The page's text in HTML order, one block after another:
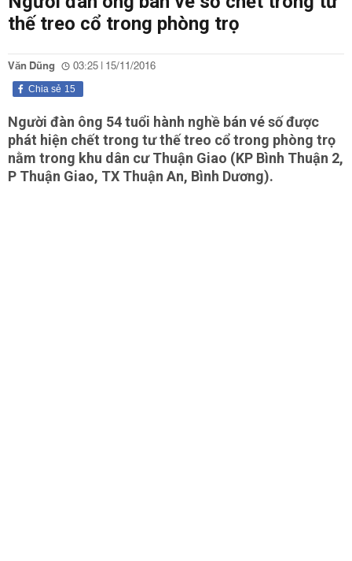
thế treo cổ trong phòng trọ
Văn Dũng 03:25 | 15/11/2016
15
Chia sẻ
Người đàn ông 54 tuổi hành nghề bán vé số được
phát hiện chết trong tư thế treo cổ trong phòng trọ
nằm trong khu dân cư Thuận Giao (KP Bình Thuận 2,
P Thuận Giao, TX Thuận An, Bình Dương).